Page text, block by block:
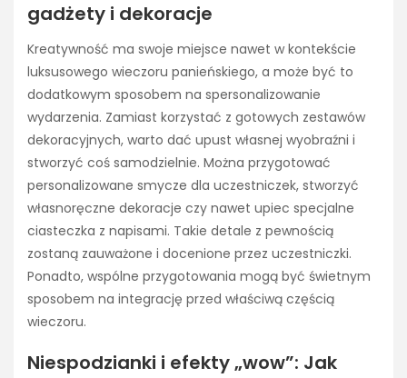
gadżety i dekoracje
Kreatywność ma swoje miejsce nawet w kontekście
luksusowego wieczoru panieńskiego, a może być to
dodatkowym sposobem na spersonalizowanie
wydarzenia. Zamiast korzystać z gotowych zestawów
dekoracyjnych, warto dać upust własnej wyobraźni i
stworzyć coś samodzielnie. Można przygotować
personalizowane smycze dla uczestniczek, stworzyć
własnoręczne dekoracje czy nawet upiec specjalne
ciasteczka z napisami. Takie detale z pewnością
zostaną zauważone i docenione przez uczestniczki.
Ponadto, wspólne przygotowania mogą być świetnym
sposobem na integrację przed właściwą częścią
wieczoru.
Niespodzianki i efekty „wow”: Jak